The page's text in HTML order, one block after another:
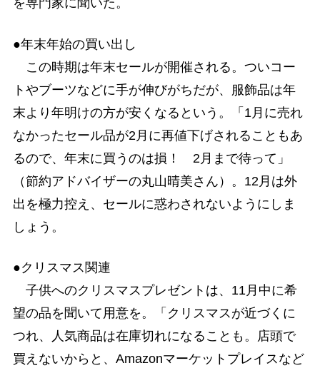
を専門家に聞いた。
●年末年始の買い出し
この時期は年末セールが開催される。ついコー
トやブーツなどに手が伸びがちだが、服飾品は年
末より年明けの方が安くなるという。「1月に売れ
なかったセール品が2月に再値下げされることもあ
るので、年末に買うのは損！ 2月まで待って」
（節約アドバイザーの丸山晴美さん）。12月は外
出を極力控え、セールに惑わされないようにしま
しょう。
●クリスマス関連
子供へのクリスマスプレゼントは、11月中に希
望の品を聞いて用意を。「クリスマスが近づくに
つれ、人気商品は在庫切れになることも。店頭で
買えないからと、Amazonマーケットプレイスなど